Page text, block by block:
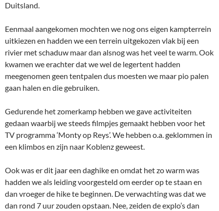
Duitsland.
Eenmaal aangekomen mochten we nog ons eigen kampterrein
uitkiezen en hadden we een terrein uitgekozen vlak bij een
rivier met schaduw maar dan alsnog was het veel te warm. Ook
kwamen we erachter dat we wel de legertent hadden
meegenomen geen tentpalen dus moesten we maar pio palen
gaan halen en die gebruiken.
Gedurende het zomerkamp hebben we gave activiteiten
gedaan waarbij we steeds filmpjes gemaakt hebben voor het
TV programma ‘Monty op Reys’. We hebben o.a. geklommen in
een klimbos en zijn naar Koblenz geweest.
Ook was er dit jaar een daghike en omdat het zo warm was
hadden we als leiding voorgesteld om eerder op te staan en
dan vroeger de hike te beginnen. De verwachting was dat we
dan rond 7 uur zouden opstaan. Nee, zeiden de explo’s dan